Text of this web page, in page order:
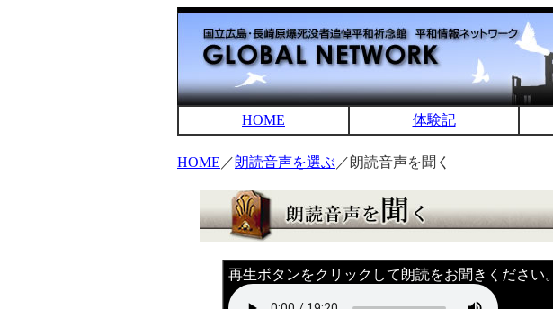
HOME 体験記
HOME ／朗読音声を選ぶ ／朗読音声を聞く
再生ボタンをクリックして朗読をお聞きください。